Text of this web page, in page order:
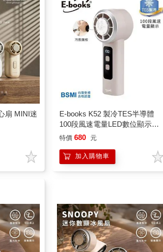
扇 MINI迷
E-books K52 製冷TES半導體
100段風速電量LED數位顯示手
持風扇
特價 680 元
加入購物車